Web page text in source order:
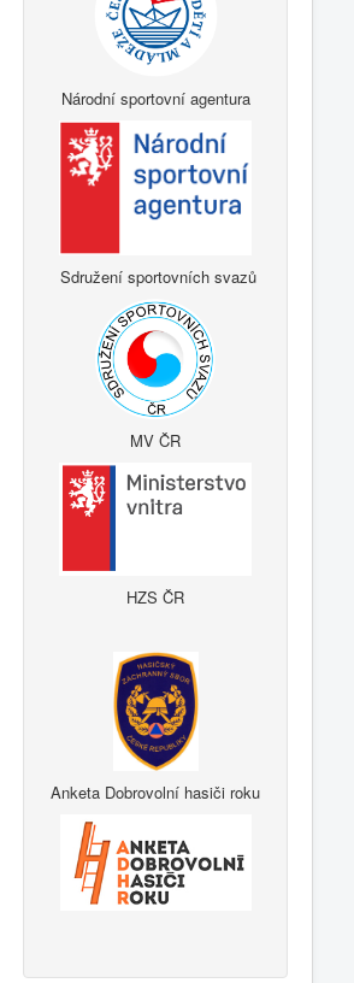
Národní sportovní agentura
Sdružení sportovních svazů
MV ČR
HZS ČR
Anketa Dobrovolní hasiči roku